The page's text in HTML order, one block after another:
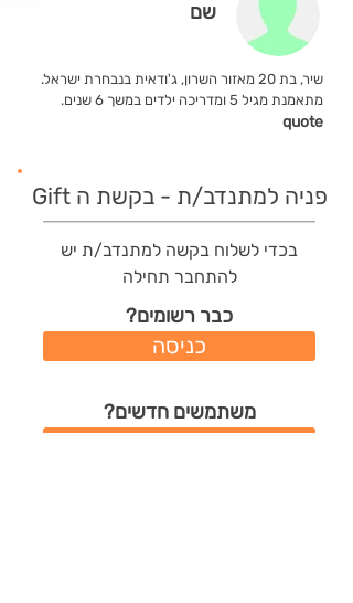
שם
שיר, בת 20 מאזור השרון, ג'ודאית בנבחרת ישראל.
מתאמנת מגיל 5 ומדריכה ילדים במשך 6 שנים.
quote
פניה למתנדב/ת - בקשת ה Gift
בכדי לשלוח בקשה למתנדב/ת יש
להתחבר תחילה
כבר רשומים?
כניסה
משתמשים חדשים?